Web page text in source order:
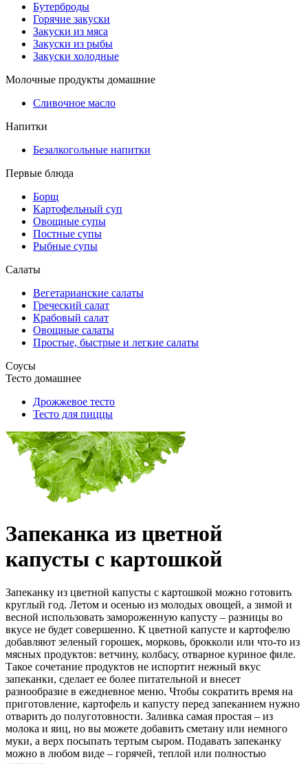
Бутерброды
Горячие закуски
Закуски из мяса
Закуски из рыбы
Закуски холодные
Молочные продукты домашние
Сливочное масло
Напитки
Безалкогольные напитки
Первые блюда
Борщ
Картофельный суп
Овощные супы
Постные супы
Рыбные супы
Салаты
Вегетарианские салаты
Греческий салат
Крабовый салат
Овощные салаты
Простые, быстрые и легкие салаты
Соусы
Тесто домашнее
Дрожжевое тесто
Тесто для пиццы
Запеканка из цветной
капусты с картошкой
Запеканку из цветной капусты с картошкой можно готовить
круглый год. Летом и осенью из молодых овощей, а зимой и
весной использовать замороженную капусту – разницы во
вкусе не будет совершенно. К цветной капусте и картофелю
добавляют зеленый горошек, морковь, брокколи или что-то из
мясных продуктов: ветчину, колбасу, отварное куриное филе.
Такое сочетание продуктов не испортит нежный вкус
запеканки, сделает ее более питательной и внесет
разнообразие в ежедневное меню. Чтобы сократить время на
приготовление, картофель и капусту перед запеканием нужно
отварить до полуготовности. Заливка самая простая – из
молока и яиц, но вы можете добавить сметану или немного
муки, а верх посыпать тертым сыром. Подавать запеканку
можно в любом виде – горячей, теплой или полностью